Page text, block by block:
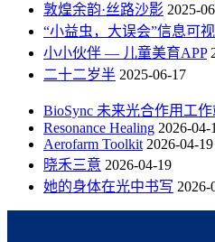
敦煌余韵·丝路沙影 2025-
“小益虫，大误会”信息可
小小伙伴 — 儿童美育APP
二十二岁半 2025-06-17
BioSync 未来光合作用工
Resonance Healing 2026-04-
Aerofarm Toolkit 2026-04-19
晓禾三意 2026-04-19
她的身体在光中书写 2026-